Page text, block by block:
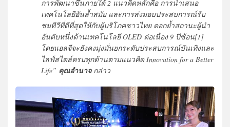
การพัฒนาขึ้นภายใต้ 2 แนวคิดหลักคือ การนำเสนอ
เทคโนโลยีอันล้ำสมัย และการส่งมอบประสบการณ์รับ
ชมทีวีที่ดีที่สุดให้กับผู้บริโภคชาวไทย ตอกย้ำสถานะผู้นำ
อันดับหนึ่งด้านเทคโนโลยี OLED ต่อเนื่อง 9 ปีซ้อน[1]
โดยแอลจีจะยังคงมุ่งมั่นยกระดับประสบการณ์บันเทิงและ
ไลฟ์สไตล์ครบทุกด้านตามแนวคิด Innovation for a Better
Life” คุณอำนาจกล่าว